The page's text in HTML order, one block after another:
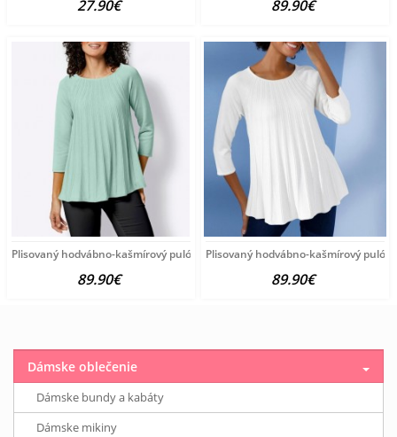
27.90€ 89.90€
Plisovaný hodvábno-kašmírový pulóver vzhľadom Création
89.90€
Plisovaný hodvábno-kašmírový
89.90€
Dámske oblečenie
Dámske bundy a kabáty
Dámske mikiny